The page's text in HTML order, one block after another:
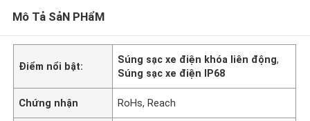
Mô Tả SảN PHẩM
Điểm nổi bật:
Súng sạc xe điện khóa liên động,
Súng sạc xe điện IP68
Chứng nhận RoHs, Reach